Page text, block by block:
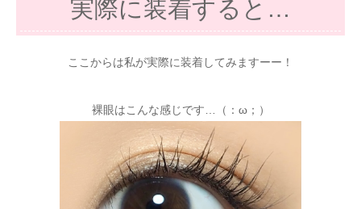
実際に装着すると…
ここからは私が実際に装着してみますーー！
裸眼はこんな感じです…（：ω；）